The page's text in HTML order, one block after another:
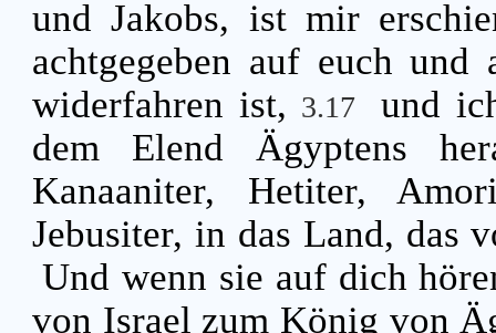
und Jakobs, ist mir
achtgegeben auf euch
widerfahren ist, 3.17
und
dem Elend Ägyptens
Kanaaniter, Hetiter,
Jebusiter, in das Land,
Und wenn sie auf dich
von Israel zum König von